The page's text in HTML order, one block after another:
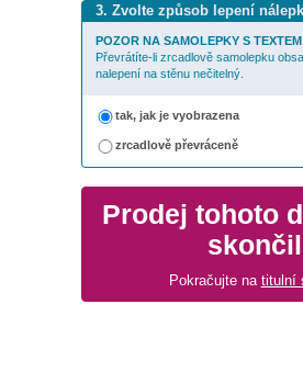
3. Zvolte způsob lepení
POZOR NA SAMOLEPKY S
Převrátíte-li zrcadlově samolepku
nalepení na stěnu nečitelný.
tak, jak je vyobrazena
zrcadlově převráceně
Prodej tohoto
Pokračujte na titulní